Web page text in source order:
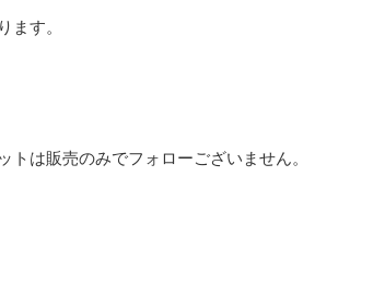
ます。
は販売のみでフォローございません。